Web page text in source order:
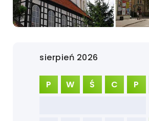
sierpień 2026
P W Ś C P